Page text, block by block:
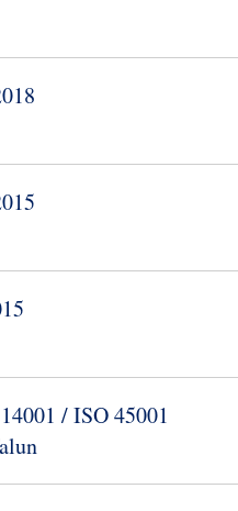
/ ISO 45001